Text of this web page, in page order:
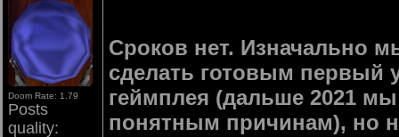
Doom Rate: 1.79
Posts
quality:
Сроков нет. Изначально
сделать готовым первый
геймплея (дальше 2021
понятным причинам), но